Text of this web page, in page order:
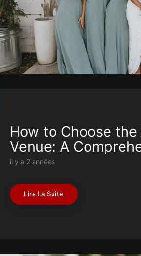
How to Choose
Venue: A
il y a 2 années
Lire La Suite